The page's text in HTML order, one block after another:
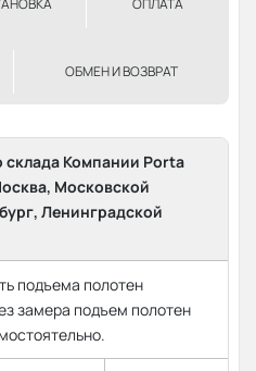
ОПЛАТА
ОБМЕН И ВОЗВРАТ
склада Компании Porta
Московской
Ленинградской
подъема полотен
замера подъем полотен